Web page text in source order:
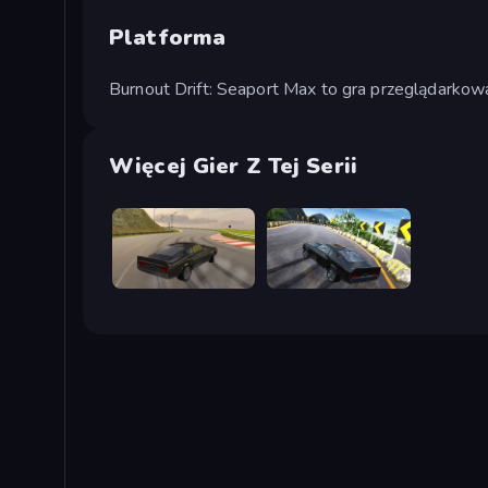
Platforma
Burnout Drift: Seaport Max to gra
Więcej Gier Z Tej Serii
Burnout Drift Burnout Drift 2: Hilltop